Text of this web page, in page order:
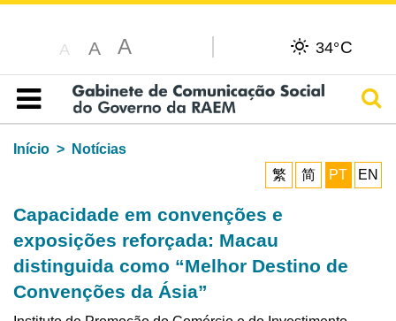
A A A 34°C
Índice
Início
Notícias
繁
简 PT EN
Capacidade em convenções e
exposições reforçada: Macau
distinguida como “Melhor Destino de
Convenções da Ásia”